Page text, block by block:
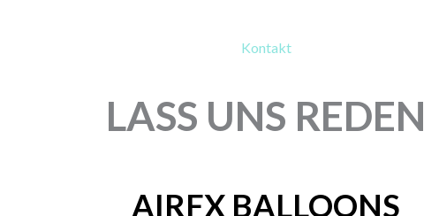
Kontakt
LASS UNS REDEN
AIRFX BALLOONS